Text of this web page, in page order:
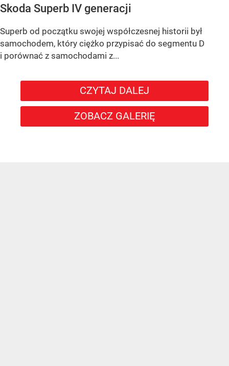
Skoda Superb IV generacji
Superb od początku swojej współczesnej historii był
samochodem, który ciężko przypisać do segmentu D
i porównać z samochodami z...
CZYTAJ DALEJ
ZOBACZ GALERIĘ